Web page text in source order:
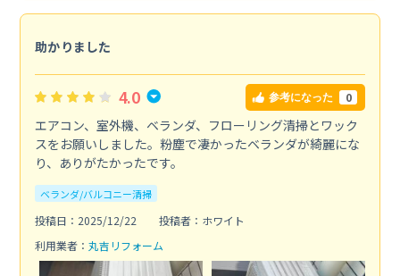
助かりました
4.0 参考になった 0
エアコン、室外機、ベランダ、フローリング清掃とワック
スをお願いしました。粉塵で凄かったベランダが綺麗にな
り、ありがたかったです。
ベランダ/バルコニー清掃
投稿日：2025/12/22
投稿者：ホワイト
利用業者： 丸吉リフォーム